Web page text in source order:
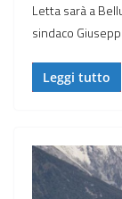
Letta sarà a
sindaco
Leggi tutto